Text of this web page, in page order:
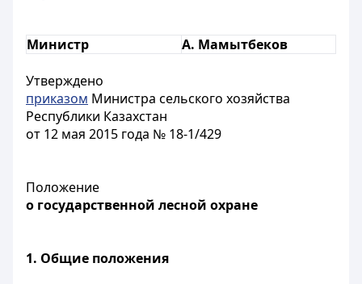
Министр А. Мамытбеков
Утверждено
приказом Министра сельского хозяйства
Республики Казахстан
от 12 мая 2015 года № 18-1/429
Положение
о государственной лесной охране
1. Общие положения